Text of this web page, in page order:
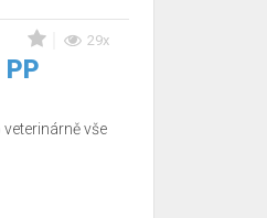
29x
vše